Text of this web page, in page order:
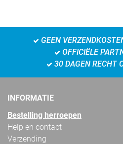
GEEN
OFFICIËLE
30 DAGEN RECHT
INFORMATIE
Bestelling herroepen
Help en contact
Verzending